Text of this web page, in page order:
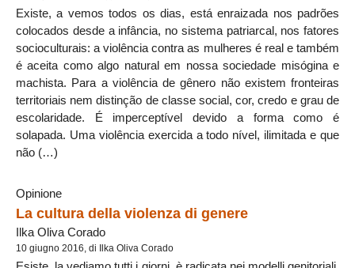
Existe, a vemos todos os dias, está enraizada nos padrões
colocados desde a infância, no sistema patriarcal, nos fatores
socioculturais: a violência contra as mulheres é real e também
é aceita como algo natural em nossa sociedade misógina e
machista. Para a violência de gênero não existem fronteiras
territoriais nem distinção de classe social, cor, credo e grau de
escolaridade. É imperceptível devido a forma como é
solapada. Uma violência exercida a todo nível, ilimitada e que
não (…)
Opinione
La cultura della violenza di genere
Ilka Oliva Corado
10 giugno 2016, di Ilka Oliva Corado